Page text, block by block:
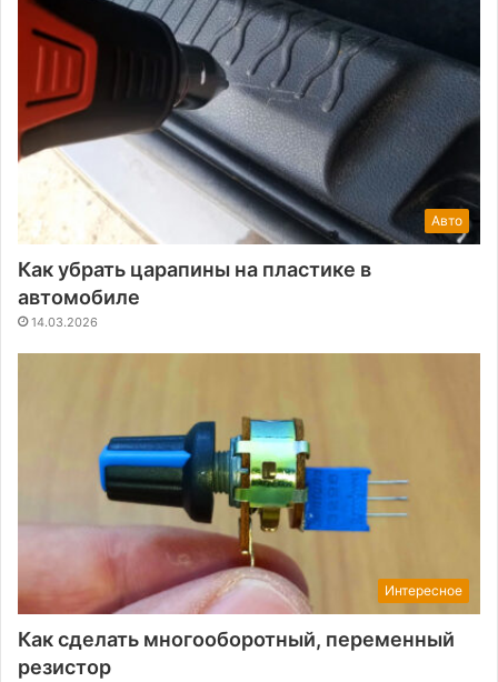
Авто
Как убрать царапины на пластике в
автомобиле
14.03.2026
Интересное
Как сделать многооборотный, переменный
резистор